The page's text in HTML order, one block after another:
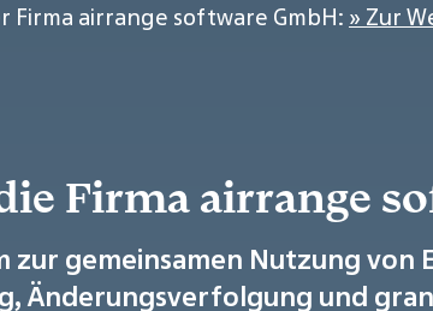
Firma airrange software GmbH: » Zur
Firma airrange
gemeinsamen Nutzung von
Änderungsverfolgung und